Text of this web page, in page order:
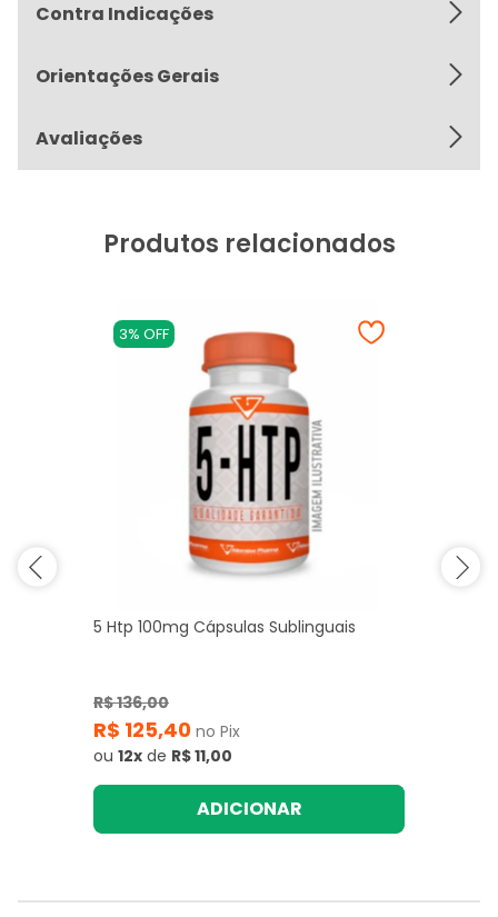
Contra Indicações
Orientações Gerais
Avaliações
Produtos relacionados
3% OFF
5 Htp 100mg Cápsulas Sublinguais
R$ 136,00
R$ 125,40 no Pix
ou 12x de R$ 11,00
ADICIONAR